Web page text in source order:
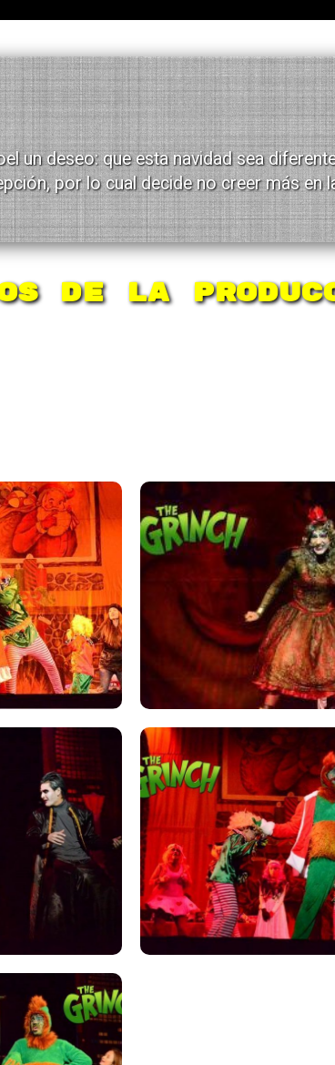
un deseo: que esta navidad sea
por lo cual decide no creer más en
de la